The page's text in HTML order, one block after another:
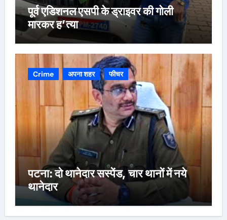
पूर्व एडिशनल एसपी के ड्राइवर की गोली
मारकर ह’त्या
Crime अपना शहर फीचर
पटना: दो थानेदार सस्पेंड, चार थानों में नये
थानेदार